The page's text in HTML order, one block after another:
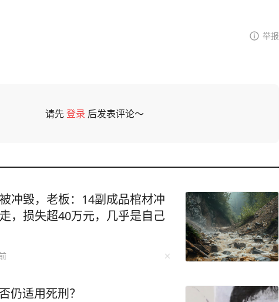
举报
请先登录 后发表评论～
冲毁，老板：14副成品棺材冲
，损失超40万元，几乎是自己
仍适用死刑？